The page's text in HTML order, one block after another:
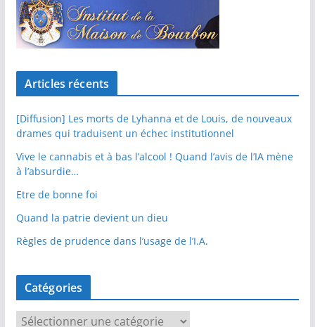
Articles récents
[Diffusion] Les morts de Lyhanna et de Louis, de nouveaux
drames qui traduisent un échec institutionnel
Vive le cannabis et à bas l’alcool ! Quand l’avis de l’IA mène
à l’absurdie…
Etre de bonne foi
Quand la patrie devient un dieu
Règles de prudence dans l’usage de l’I.A.
Catégories